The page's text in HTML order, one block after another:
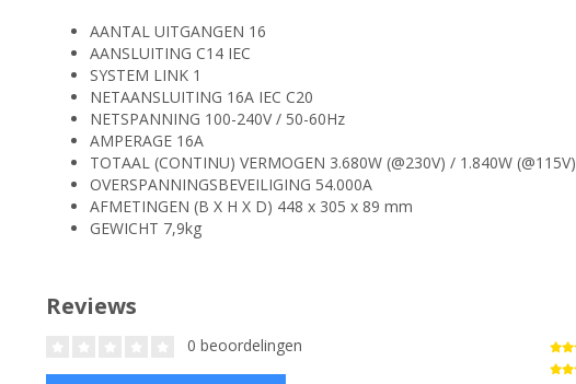
AANTAL UITGANGEN 16
AANSLUITING C14 IEC
SYSTEM LINK 1
NETAANSLUITING 16A IEC C20
NETSPANNING 100-240V / 50-60Hz
AMPERAGE 16A
TOTAAL (CONTINU) VERMOGEN 3.680W (@230V) / 1.840W (@115V)
OVERSPANNINGSBEVEILIGING 54.000A
AFMETINGEN (B X H X D) 448 x 305 x 89 mm
GEWICHT 7,9kg
Reviews
0 beoordelingen